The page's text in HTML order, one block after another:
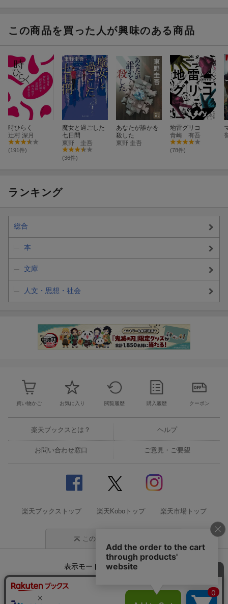
この商品を買った人が興味のある商品
時ひらく
辻村 深月
(191件)
魔女と過ごした
七日間
東野 圭吾
(36件)
あなたが誰かを
殺した
東野 圭吾
地雷グリコ
青崎 有吾
(78件)
ランキング
総合
本
文庫
人文・思想・社会
買い物かご お気に入り 閲覧履歴 購入履歴 クーポン
楽天ブックスとは？ ヘルプ
お問い合わせ窓口 ご意見・ご要望
楽天ブックストップ 楽天Koboトップ 楽天市場トップ
このページの先頭に戻る
表示モード モバイル
企業情報 個人情報保護方針
特定商取引法に基づく表記